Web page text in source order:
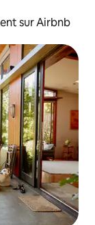
sur Airbnb